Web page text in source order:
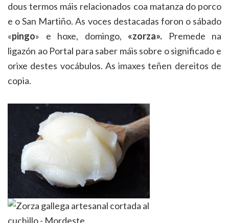
dous termos máis relacionados coa matanza do porco
e o San Martiño. As voces destacadas foron o sábado
«pingo» e hoxe, domingo, «zorza». Premede na
ligazón ao Portal para saber máis sobre o significado e
orixe destes vocábulos. As imaxes teñen dereitos de
copia.